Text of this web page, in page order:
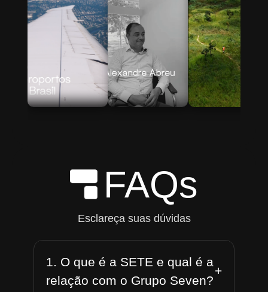
FAQs
Esclareça suas dúvidas
1. O que é a SETE e qual é a
relação com o Grupo Seven?
+